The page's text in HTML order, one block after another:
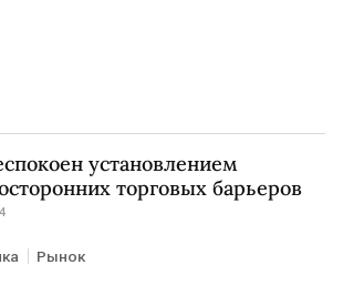
установлением
торговых барьеров
Рынок